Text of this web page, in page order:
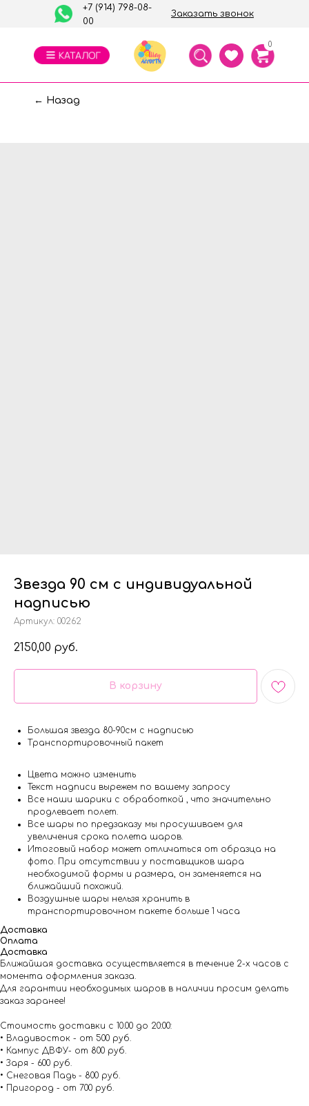
Заказать звонок
+7 (914) 798-08-
00
0
← Назад
Звезда 90 см с индивидуальной
надписью
Артикул: 00262
2150,00 руб.
В корзину
Большая звезда 80-90см с надписью
Транспортировочный пакет
Цвета можно изменить
Текст надписи вырежем по вашему запросу
Все наши шарики с обработкой , что значительно
продлевает полет.
Все шары по предзаказу мы просушиваем для
увеличения срока полета шаров.
Итоговый набор может отличаться от образца на
фото. При отсутствии у поставщиков шара
необходимой формы и размера, он заменяется на
ближайший похожий.
Воздушные шары нельзя хранить в
транспортировочном пакете больше 1 часа
Доставка
Оплата
Доставка
Ближайшая доставка осуществляется в течение 2-х часов с
момента оформления заказа.
Для гарантии необходимых шаров в наличии просим делать
заказ заранее!
Стоимость доставки с 10.00 до 20:00:
• Владивосток - от 500 руб.
• Кампус ДВФУ- от 800 руб.
• Заря - 600 руб.
• Снеговая Падь - 800 руб.
• Пригород - от 700 руб.